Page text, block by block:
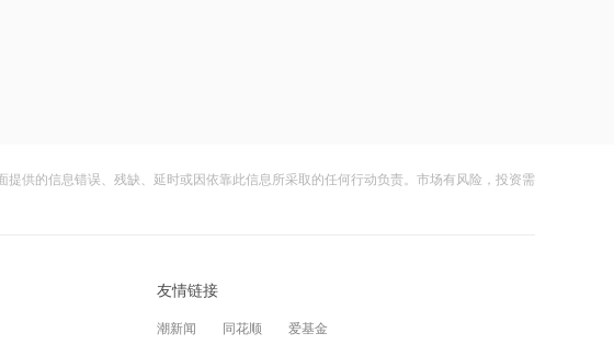
*ST建艺：因工作调动原因，董事长石
19:19
DeepSeek又打赢了价格战
财闻 08-05
供的信息错误、残缺、延时或因依靠此信息所采取的任何行动负责。市场有风险，投资需
友情链接
潮新闻 同花顺 爱基金